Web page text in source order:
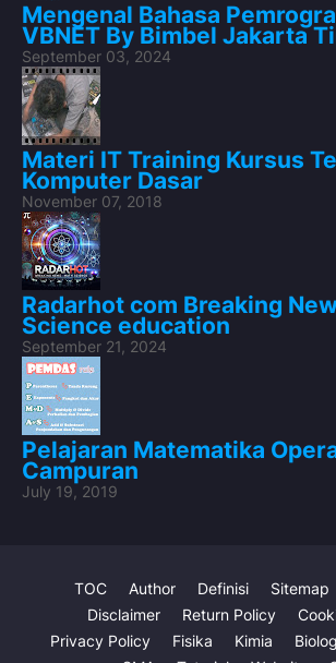
Mengenal Bahasa
VBNET By Bimbel Jakarta
September 03, 2024
Materi IT Training Kursus
Komputer Dasar
November 07, 2018
Radarhot com Breaking
Science education
September 21, 2024
Pelajaran Matematika
Campuran
July 19, 2019
TOC Author Definisi Sitemap
Disclaimer
Return Policy
Privacy Policy
Fisika Kimia